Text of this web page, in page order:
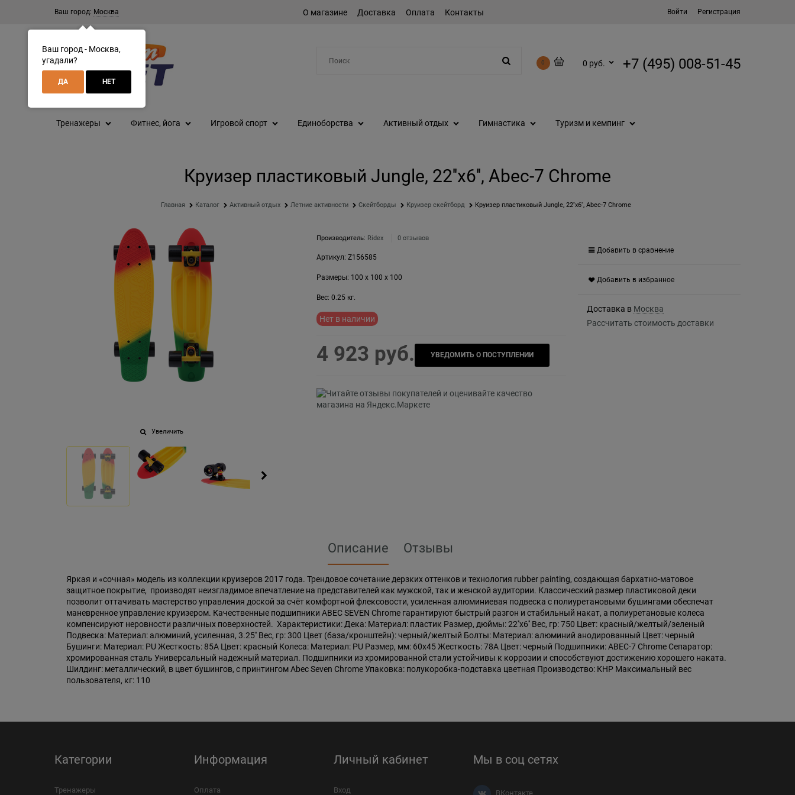
Ваш город: Москва О магазине Доставка Оплата Контакты Войти Регистрация
0 0 руб. +7 (495) 008-51-45
Тренажеры Фитнес, йога Игровой спорт Единоборства Активный отдых Гимнастика Туризм и кемпинг
Круизер пластиковый Jungle, 22''x6'', Abec-7 Chrome
Главная Каталог Активный отдых Летние активности Скейтборды Круизер скейтборд Круизер пластиковый Jungle, 22''x6'', Abec-7 Chrome
Увеличить
Производитель: Ridex 0 отзывов
Артикул: Z156585
Размеры: 100 x 100 x 100
Вес: 0.25кг.
Нет в наличии
4 923 руб. УВЕДОМИТЬ О ПОСТУПЛЕНИИ
Добавить в сравнение
Добавить в избранное
Доставка в Москва
Рассчитать стоимость доставки
Описание Отзывы
Яркая и «сочная» модель из коллекции круизеров 2017 года. Трендовое сочетание дерзких оттенков и технология rubber painting, создающая бархатно-матовое
защитное покрытие, производят неизгладимое впечатление на представителей как мужской, так и женской аудитории. Классический размер пластиковой деки
позволит оттачивать мастерство управления доской за счёт комфортной флексовости, усиленная алюминиевая подвеска c полиуретановыми бушингами обеспечат
маневренное управление круизером. Качественные подшипники ABEC SEVEN Chrome гарантируют быстрый разгон и стабильный накат, а полиуретановые колеса
компенсируют неровности различных поверхностей. Характеристики: Дека: Материал: пластик Размер, дюймы: 22''x6'' Вес, гр: 750 Цвет: красный/желтый/зеленый
Подвеска: Материал: алюминий, усиленная, 3.25'' Вес, гр: 300 Цвет (база/кронштейн): черный/желтый Болты: Материал: алюминий анодированный Цвет: черный
Бушинги: Материал: PU Жесткость: 85А Цвет: красный Колеса: Материал: PU Размер, мм: 60х45 Жесткость: 78А Цвет: черный Подшипники: ABEC-7 Сhrome Сепаратор:
хромированная сталь Универсальный надежный материал. Подшипники из хромированной стали устойчивы к коррозии и способствуют достижению хорошего наката.
Шилдинг: металлический, в цвет бушингов, с принтингом Abec Seven Chrome Упаковка: полукоробка-подставка цветная Производство: КНР Максимальный вес
пользователя, кг: 110
Категории
Тренажеры
Информация
Оплата
Личный кабинет
Вход
Мы в соц сетях
ВКонтакте
Ваш город - Москва,
угадали?
ДА НЕТ